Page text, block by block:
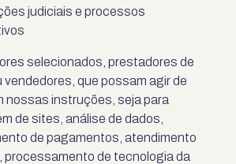
judiciais e processos
selecionados, prestadores de
vendedores, que possam agir de
nossas instruções, seja para
de sites, análise de dados,
de pagamentos, atendimento
processamento de tecnologia da